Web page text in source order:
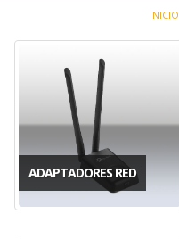
INICIO
ADAPTADORES RED